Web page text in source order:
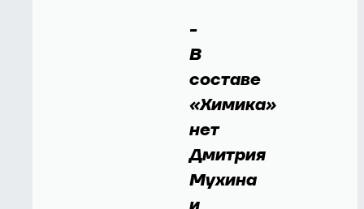
-
В
составе
«Химика»
нет
Дмитрия
Мухина